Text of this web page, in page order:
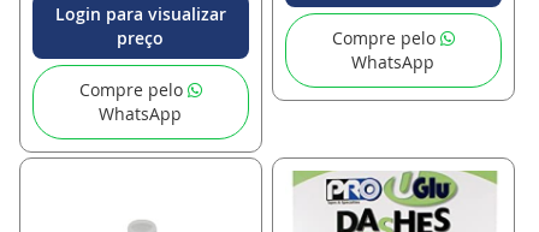
Login para visualizar
preço
Compre pelo
WhatsApp
Compre pelo
WhatsApp